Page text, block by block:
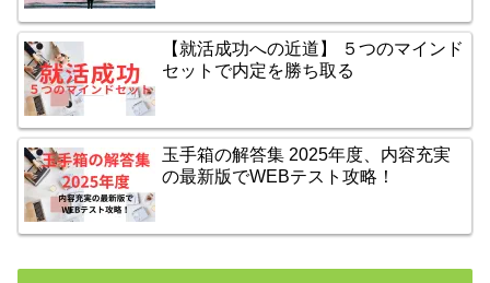
【就活成功への近道】 ５つのマインド
セットで内定を勝ち取る
玉手箱の解答集 2025年度、内容充実
の最新版でWEBテスト攻略！